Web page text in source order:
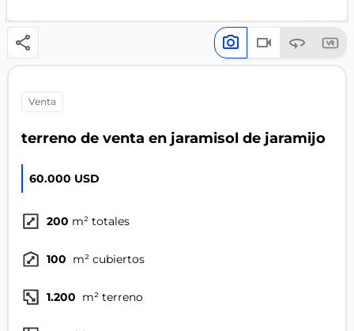
venta
terreno de venta en jaramisol de jaramijo
60.000 USD
200 m² totales
100 m² cubiertos
1.200 m² terreno